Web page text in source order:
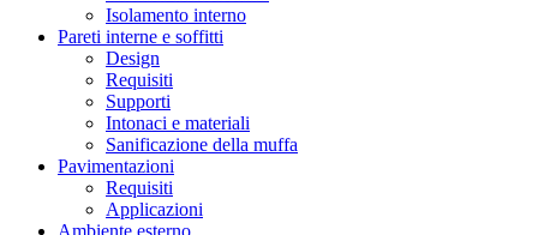
Isolamento interno
Pareti interne e soffitti
Design
Requisiti
Supporti
Intonaci e materiali
Sanificazione della muffa
Pavimentazioni
Requisiti
Applicazioni
Ambiente esterno